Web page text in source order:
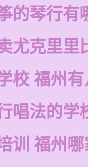
的琴行有
尤克里里
校 福州
唱法的学
训 福州